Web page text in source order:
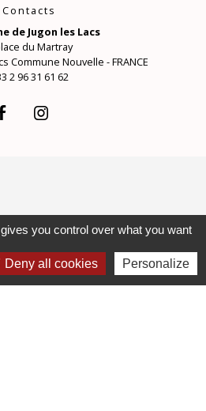
Contacts
de Jugon les Lacs
du Martray
Commune Nouvelle - FRANCE
2 96 31 61 62
you control over what you want
Deny all cookies Personalize